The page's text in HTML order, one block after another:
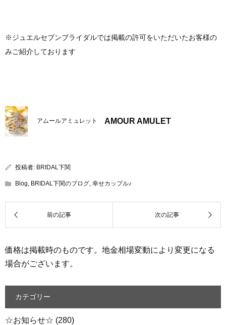
※ジュエルセブンブライダルでは掲載の許可をいただいたお客様の
みご紹介しております
アムールアミュレット AMOUR AMULET
投稿者: BRIDAL下関
Blog BRIDAL下関のブログ 幸せカップル♪
価格は掲載時のものです。地金相場変動により変更になる
場合がございます。
カテゴリー
☆お知らせ☆ (280)